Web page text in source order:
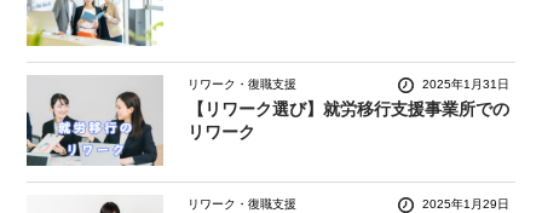
リワーク・復職支援 2025年1月31日
【リワーク選び】就労移行支援事業所での
リワーク
リワーク・復職支援 2025年1月29日